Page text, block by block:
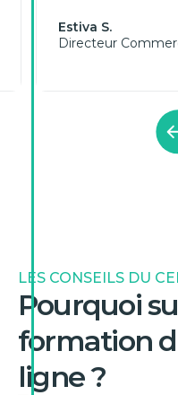
Estiva S.
Directeur
LES CONSEILS DU
Pourquoi
formation
ligne ?